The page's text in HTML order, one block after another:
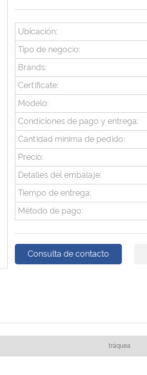
Ubicación:
Tipo de negocio:
Brands:
Certificate:
Modelo:
Condiciones de pago y entrega:
Cantidad mínima de pedido:
Precio:
Detalles del embalaje:
Tiempo de entrega:
Método de pago:
Consulta de contacto
tráquea